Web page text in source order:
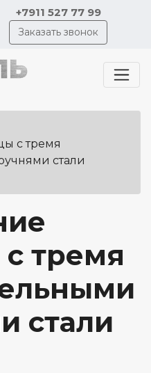
+7911 527 77 99
Заказать звонок
с тремя
стали
тремя
стали